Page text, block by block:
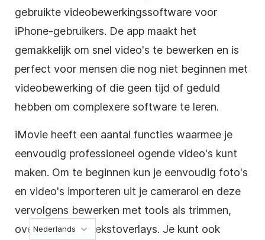
gebruikte videobewerkingssoftware voor
iPhone-gebruikers. De app maakt het
gemakkelijk om snel video's te bewerken en is
perfect voor mensen die nog niet beginnen met
videobewerking of die geen tijd of geduld
hebben om complexere software te leren.
iMovie heeft een aantal functies waarmee je
eenvoudig professioneel ogende video's kunt
maken. Om te beginnen kun je eenvoudig foto's
en video's importeren uit je camerarol en deze
vervolgens bewerken met tools als trimmen,
overgangen en tekstoverlays. Je kunt ook
Nederlands